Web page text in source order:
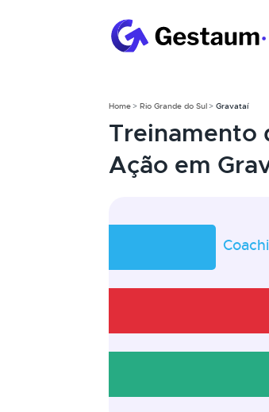
Home Rio Grande do Sul Gravataí
Treinamento
Ação em